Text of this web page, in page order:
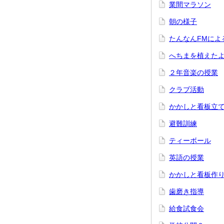
業間マラソン
朝の様子
たんなんFMによ
へちまを植えた
２年音楽の授業
クラブ活動
かかしと看板立
避難訓練
ティーボール
英語の授業
かかしと看板作
歯磨き指導
給食試食会